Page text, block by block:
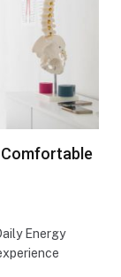
Energy